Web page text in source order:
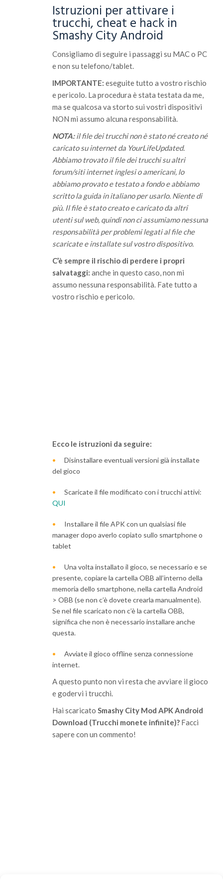
Istruzioni per attivare i
trucchi, cheat e hack in
Smashy City Android
Consigliamo di seguire i passaggi su MAC o PC
e non su telefono/tablet.
IMPORTANTE: eseguite tutto a vostro rischio
e pericolo. La procedura è stata testata da me,
ma se qualcosa va storto sui vostri dispositivi
NON mi assumo alcuna responsabilità.
NOTA:il file dei trucchi non è stato né creato né
caricato su internet da YourLifeUpdated.
Abbiamo trovato il file dei trucchi su altri
forum/siti internet inglesi o americani, lo
abbiamo provato e testato a fondo e abbiamo
scritto la guida in italiano per usarlo. Niente di
più. Il file è stato creato e caricato da altri
utenti sul web, quindi non ci assumiamo nessuna
responsabilità per problemi legati al file che
scaricate e installate sul vostro dispositivo.
C’è sempre il rischio di perdere i propri
salvataggi: anche in questo caso, non mi
assumo nessuna responsabilità. Fate tutto a
vostro rischio e pericolo.
Ecco le istruzioni da seguire:
Disinstallare eventuali versioni già installate
del gioco
Scaricate il file modificato con i trucchi attivi:
QUI
Installare il file APK con un qualsiasi file
manager dopo averlo copiato sullo smartphone o
tablet
Una volta installato il gioco, se necessario e se
presente, copiare la cartella OBB all’interno della
memoria dello smartphone, nella cartella Android
> OBB (se non c’è dovete crearla manualmente).
Se nel file scaricato non c’è la cartella OBB,
significa che non è necessario installare anche
questa.
Avviate il gioco offline senza connessione
internet.
A questo punto non vi resta che avviare il gioco
e godervi i trucchi.
Hai scaricato Smashy City Mod APK Android
Download (Trucchi monete infinite)? Facci
sapere con un commento!